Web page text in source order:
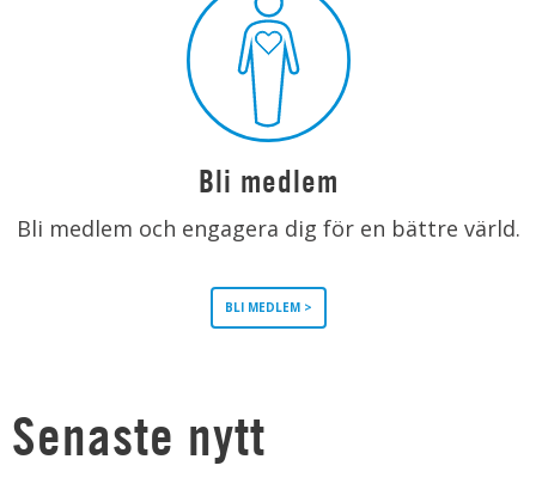
Bli medlem
Bli medlem och engagera dig för en bättre värld.
BLI MEDLEM >
Senaste nytt